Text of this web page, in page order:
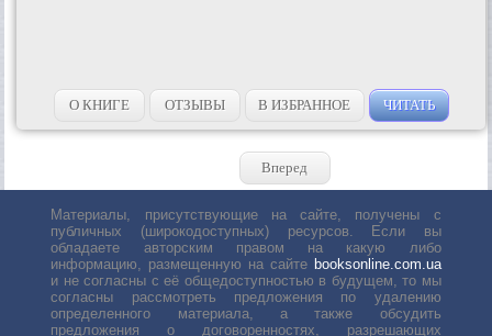
О КНИГЕ ОТЗЫВЫ В ИЗБРАННОЕ ЧИТАТЬ
Вперед
Материалы, присутствующие на сайте, получены с
публичных (широкодоступных) ресурсов. Если вы
обладаете авторским правом на какую либо
информацию, размещенную на сайте booksonline.com.ua
и не согласны с её общедоступностью в будущем, то мы
согласны рассмотреть предложения по удалению
определенного материала, а также обсудить
предложения о договоренностях, разрешающих